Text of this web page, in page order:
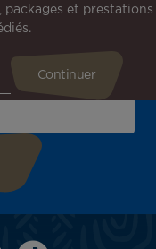
offres spéciales et
!
packages et prestations